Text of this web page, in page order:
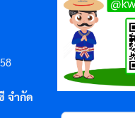
จำกัด